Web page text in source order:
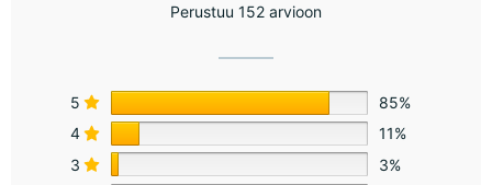
Perustuu 152 arvioon
5
85%
4
11%
3
3%